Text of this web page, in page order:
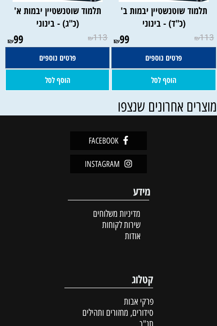
תלמוד שוטנשטיין יבמות ב'
(כ"ד) - בינוני
₪113
₪99
פרטים נוספים
הוסף לסל
תלמוד שוטנשטיין יבמות א'
(כ"ג) - בינוני
₪113
₪99
פרטים נוספים
הוסף לסל
אחרונים שנצפו
FACEBOOK
INSTAGRAM
מידע
מדיניות משלוחים
שירות לקוחות
אודות
קטלוג
פרקי אבות
סידורים, מחזורים ותהילים